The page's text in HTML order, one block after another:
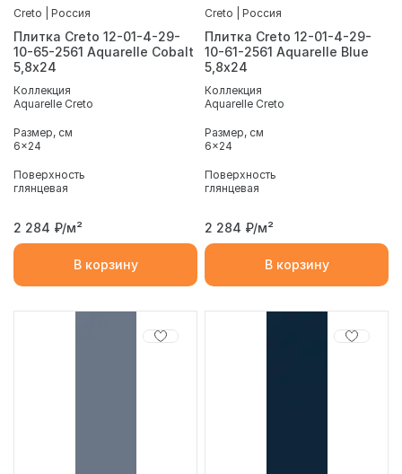
Creto | Россия
Плитка Creto 12-01-4-29-
10-65-2561 Aquarelle Cobalt
5,8х24
Коллекция
Aquarelle Creto
Размер, см
6x24
Поверхность
глянцевая
2 284 ₽/м²
В корзину
Creto | Россия
Плитка Creto 12-01-4-29-
10-61-2561 Aquarelle Blue
5,8х24
Коллекция
Aquarelle Creto
Размер, см
6x24
Поверхность
глянцевая
2 284 ₽/м²
В корзину